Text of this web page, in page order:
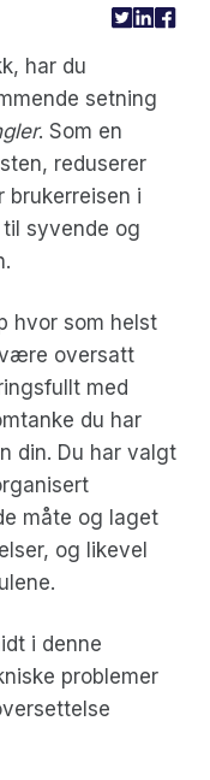
har du
setning
. Som en
reduserer
brukerreisen i
syvende og
hvor som helst
oversatt
med
du har
din. Du har valgt
måte og laget
og likevel
i denne
problemer